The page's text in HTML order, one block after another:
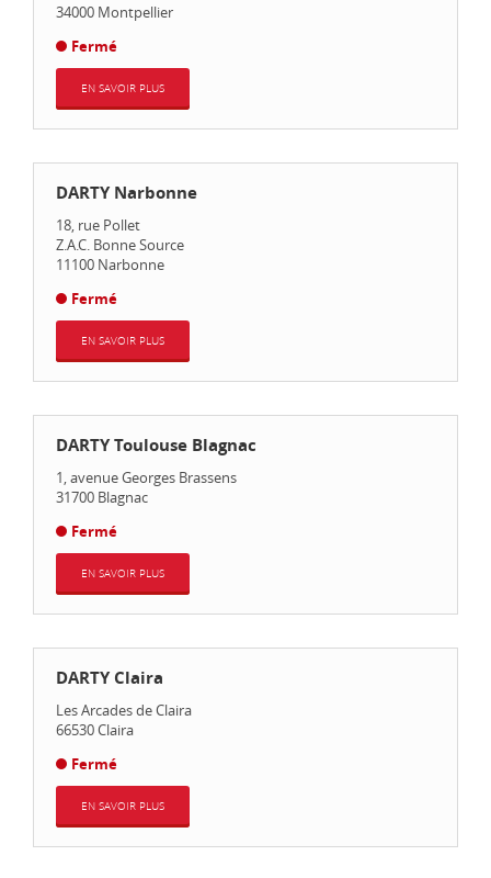
34000 Montpellier
Fermé
EN SAVOIR PLUS
DARTY Narbonne
18, rue Pollet
Z.A.C. Bonne Source
11100 Narbonne
Fermé
EN SAVOIR PLUS
DARTY Toulouse Blagnac
1, avenue Georges Brassens
31700 Blagnac
Fermé
EN SAVOIR PLUS
DARTY Claira
Les Arcades de Claira
66530Claira
Fermé
EN SAVOIR PLUS